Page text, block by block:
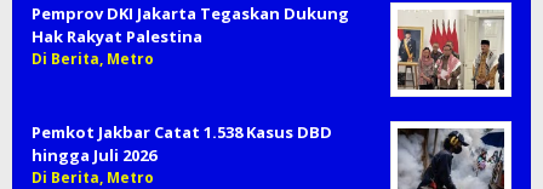
Pemprov DKI Jakarta Tegaskan Dukung
Hak Rakyat Palestina
Di Berita, Metro
Pemkot Jakbar Catat 1.538 Kasus DBD
hingga Juli 2026
Di Berita, Metro